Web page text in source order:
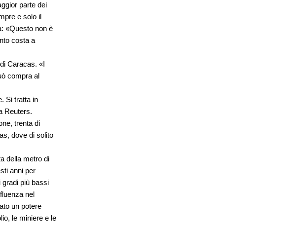
parte dei
e solo il
«Questo non è
costa a
Caracas. «I
compra al
Si tratta in
Reuters.
trenta di
dove di solito
della metro di
anni per
gradi più bassi
nel
un potere
le miniere e le